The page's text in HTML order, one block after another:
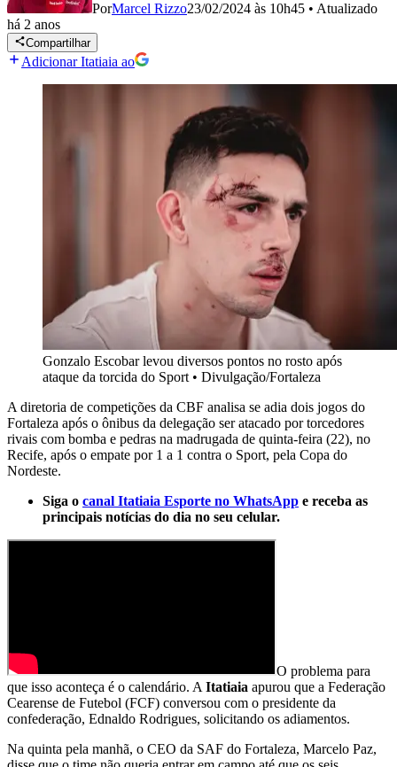
PorMarcel Rizzo23/02/2024 às 10h45 • Atualizado
há 2 anos
Compartilhar
Adicionar Itatiaia ao
Gonzalo Escobar levou diversos pontos no rosto após
ataque da torcida do Sport • Divulgação/Fortaleza
A diretoria de competições da CBF analisa se adia dois jogos do
Fortaleza após o ônibus da delegação ser atacado por torcedores
rivais com bomba e pedras na madrugada de quinta-feira (22), no
Recife, após o empate por 1 a 1 contra o Sport, pela Copa do
Nordeste.
Siga o canal Itatiaia Esporte no WhatsApp e receba as
principais notícias do dia no seu celular.
O problema para
que isso aconteça é o calendário. A Itatiaia apurou que a Federação
Cearense de Futebol (FCF) conversou com o presidente da
confederação, Ednaldo Rodrigues, solicitando os adiamentos.
Na quinta pela manhã, o CEO da SAF do Fortaleza, Marcelo Paz,